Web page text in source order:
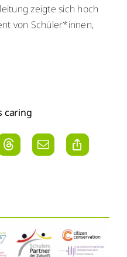
zeigte sich hoch
von Schüler*innen,
caring